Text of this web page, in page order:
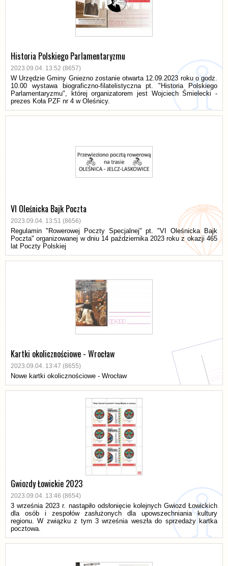
Historia Polskiego Parlamentaryzmu
2023.09.04. 13:52 (8657)
W Urzędzie Gminy Gniezno zostanie otwarta 12.09.2023 roku o godz.
10.00 wystawa biograficzno-filatelistyczna pt. "Historia Polskiego
Parlamentaryzmu", której organizatorem jest Wojciech Śmielecki -
prezes Koła PZF nr 4 w Oleśnicy.
VI Oleśnicka Bajk Poczta
2023.09.04. 13:51 (8656)
Regulamin "Rowerowej Poczty Specjalnej" pt. "VI Oleśnicka Bajk
Poczta" organizowanej w dniu 14 października 2023 roku z okazji 465
lat Poczty Polskiej
Kartki okolicznościowe - Wrocław
2023.09.04. 13:47 (8655)
Nowe kartki okolicznościowe - Wrocław
Gwiozdy Łowickie 2023
2023.09.04. 13:46 (8654)
3 września 2023 r. nastąpiło odsłonięcie kolejnych Gwiozd Łowickich
dla osób i zespołów zasłużonych dla upowszechniania kultury
regionu. W związku z tym 3 września weszła do sprzedaży kartka
pocztowa.